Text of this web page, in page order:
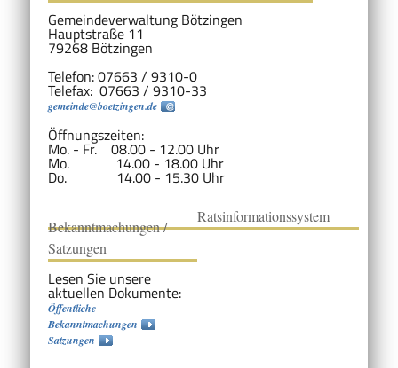
Gemeindeverwaltung Bötzingen
Hauptstraße 11
79268 Bötzingen
Telefon: 07663 / 9310-0
Telefax: 07663 / 9310-33
gemeinde@boetzingen.de
Öffnungszeiten:
Mo. - Fr. 08.00 - 12.00 Uhr
Mo. 14.00 - 18.00 Uhr
Do. 14.00 - 15.30 Uhr
Bekanntmachungen /
Satzungen
Lesen Sie unsere
aktuellen Dokumente:
Öffentliche
Bekanntmachungen
Satzungen
Ratsinformationssystem